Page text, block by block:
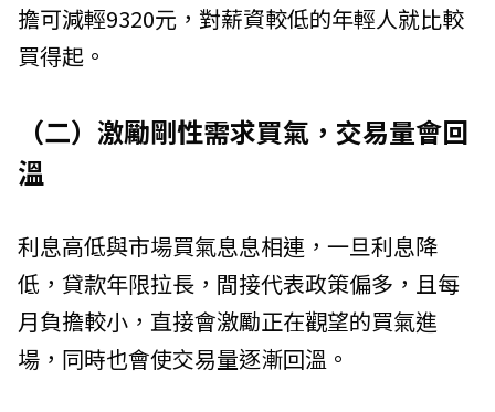
擔可減輕9320元，對薪資較低的年輕人就比較
買得起。
（二）激勵剛性需求買氣，交易量會回
溫
利息高低與市場買氣息息相連，一旦利息降
低，貸款年限拉長，間接代表政策偏多，且每
月負擔較小，直接會激勵正在觀望的買氣進
場，同時也會使交易量逐漸回溫。